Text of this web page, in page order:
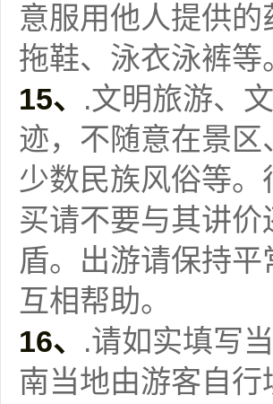
意服用他人提供
拖鞋、泳衣泳裤
15、 .文明旅游、
迹，不随意在景
少数民族风俗等
买请不要与其讲
盾。出游请保持
互相帮助。
16、 .请如实填写
南当地由游客自